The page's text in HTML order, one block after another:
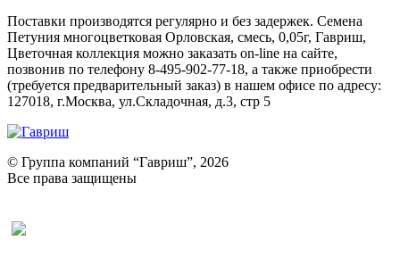
Поставки производятся регулярно и без задержек. Семена
Петуния многоцветковая Орловская, смесь, 0,05г, Гавриш,
Цветочная коллекция можно заказать on-line на сайте,
позвонив по телефону 8-495-902-77-18, а также приобрести
(требуется предварительный заказ) в нашем офисе по адресу:
127018, г.Москва, ул.Складочная, д.3, стр 5
© Группа компаний “Гавриш”, 2026
Все права защищены